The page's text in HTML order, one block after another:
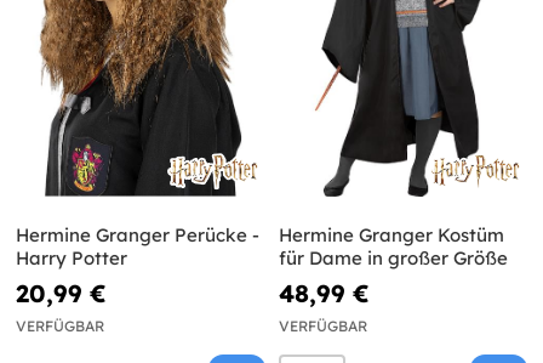
Hermine Granger Perücke -
Harry Potter
20,99 €
VERFÜGBAR
Hermine Granger Kostüm
für Dame in großer Größe
48,99 €
VERFÜGBAR